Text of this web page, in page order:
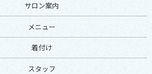
サロン案内
メニュー
着付け
スタッフ